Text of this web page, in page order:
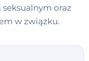
oraz
w związku.